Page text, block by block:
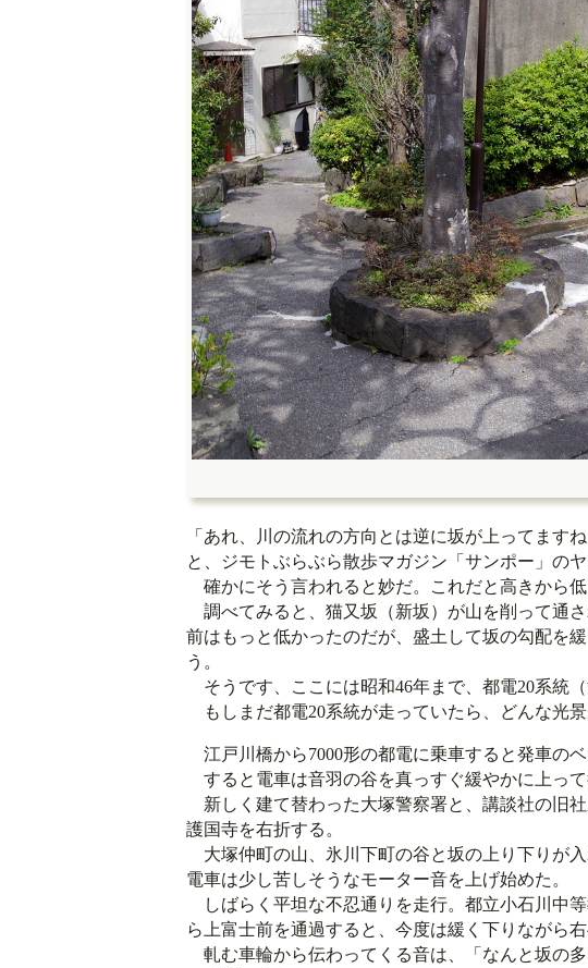
「あれ、川の流れの方向とは逆に坂が上ってますね
と、ジモトぶらぶら散歩マガジン「サンポー」の
確かにそう言われると妙だ。これだと高きから
調べてみると、猫又坂（新坂）が山を削って通
前はもっと低かったのだが、盛土して坂の勾配を
う。
そうです、ここには昭和46年まで、都電20系統
もしまだ都電20系統が走っていたら、どんな光景
江戸川橋から7000形の都電に乗車すると発車のベ
すると電車は音羽の谷を真っすぐ緩やかに上って
新しく建て替わった大塚警察署と、講談社の旧
護国寺を右折する。
大塚仲町の山、氷川下町の谷と坂の上り下りが
電車は少し苦しそうなモーター音を上げ始めた。
しばらく平坦な不忍通りを走行。都立小石川中
ら上富士前を通過すると、今度は緩く下りながら
軋む車輪から伝わってくる音は、「なんと坂の